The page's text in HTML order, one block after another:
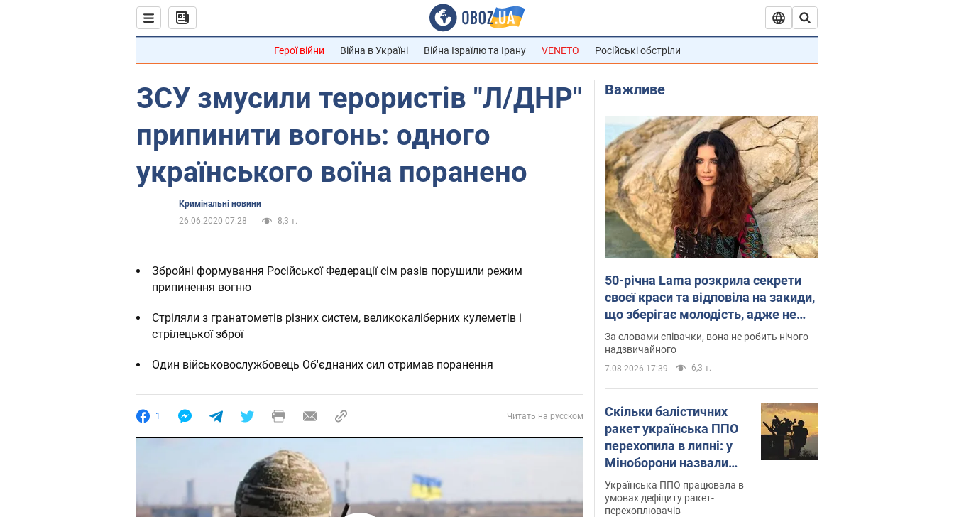
Герої війни Війна в Україні Війна Ізраїлю та Ірану VENETO Російські обстріли
ЗСУ змусили терористів "Л/ДНР"
припинити вогонь: одного
українського воїна поранено
Кримінальні новини
26.06.2020 07:28
8,3 т.
Збройні формування Російської Федерації сім разів порушили режим
припинення вогню
Стріляли з гранатометів різних систем, великокаліберних кулеметів і
стрілецької зброї
Один військовослужбовець Об'єднаних сил отримав поранення
1 Читать на русском
Важливе
50-річна Lama розкрила секрети
своєї краси та відповіла на закиди,
що зберігає молодість, адже не
має дітей
За словами співачки, вона не робить нічого
надзвичайного
7.08.2026 17:39 6,3 т.
Скільки балістичних
ракет українська ППО
перехопила в липні: у
Міноборони назвали
цифру
Українська ППО працювала в
умовах дефіциту ракет-
перехоплювачів